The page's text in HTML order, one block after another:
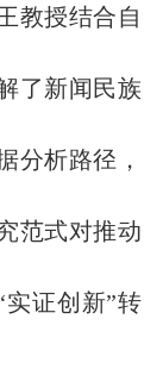
教授结合自
了新闻民族
分析路径，
范式对推动
证创新”转